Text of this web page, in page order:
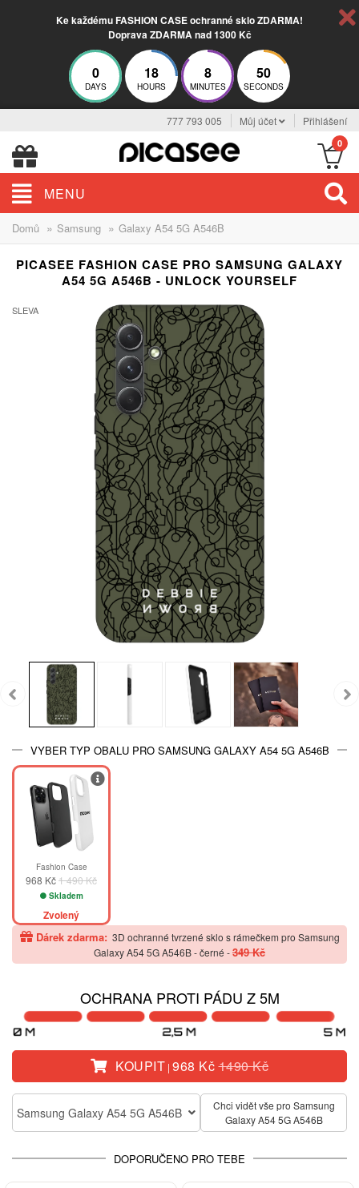
Ke každému FASHION CASE ochranné sklo ZDARMA!
Doprava ZDARMA nad 1300 Kč
0
DAYS
18
HOURS
8
MINUTES
49
SECONDS
777 793 005 Můj účet Přihlášení
0
MENU
Domů » Samsung » Galaxy A54 5G A546B
PICASEE FASHION CASE PRO SAMSUNG GALAXY
A54 5G A546B - UNLOCK YOURSELF
SLEVA
VYBER TYP OBALU PRO SAMSUNG GALAXY A54 5G A546B
-35%
Fashion Case
968 Kč1 490 Kč
Skladem
Zvolený
Dárek zdarma: 3D ochranné tvrzené sklo s rámečkem pro Samsung
Galaxy A54 5G A546B - černé -349 Kč
OCHRANA PROTI PÁDU Z 5M
KOUPIT | 968 Kč1490 Kč
Samsung Galaxy A54 5G A546B
Chci vidět vše pro Samsung
Galaxy A54 5G A546B
DOPORUČENO PRO TEBE